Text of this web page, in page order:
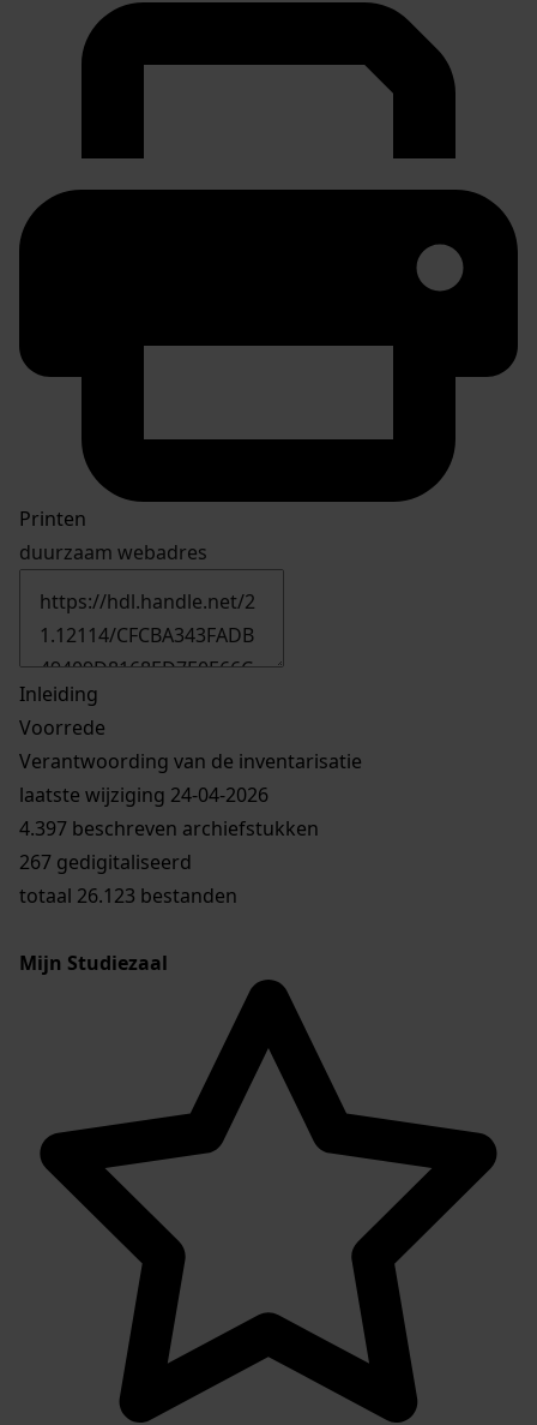
Printen
duurzaam webadres
Inleiding
Voorrede
Verantwoording van de inventarisatie
laatste wijziging 24-04-2026
4.397 beschreven archiefstukken
267 gedigitaliseerd
totaal 26.123 bestanden
Mijn Studiezaal